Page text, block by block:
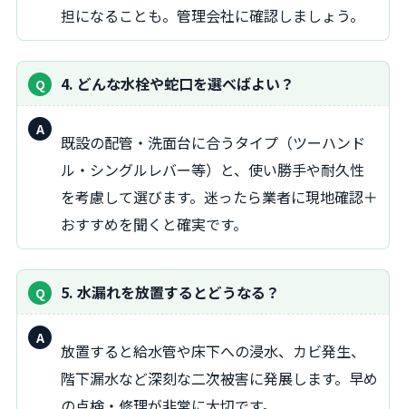
担になることも。管理会社に確認しましょう。
4. どんな水栓や蛇口を選べばよい？
答：
既設の配管・洗面台に合うタイプ（ツーハンド
ル・シングルレバー等）と、使い勝手や耐久性
を考慮して選びます。迷ったら業者に現地確認＋
おすすめを聞くと確実です。
5. 水漏れを放置するとどうなる？
答：
放置すると給水管や床下への浸水、カビ発生、
階下漏水など深刻な二次被害に発展します。早め